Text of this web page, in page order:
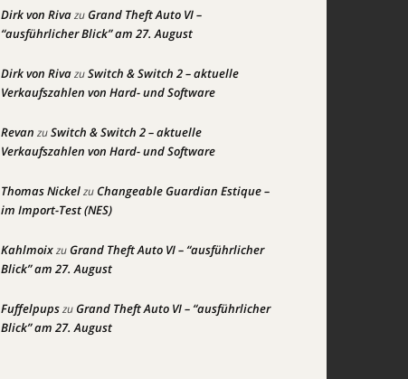
Dirk von RivazuGrand Theft Auto VI –
“ausführlicher Blick” am 27. August
Dirk von RivazuSwitch & Switch 2 – aktuelle
Verkaufszahlen von Hard- und Software
Revan zuSwitch & Switch 2 – aktuelle
Verkaufszahlen von Hard- und Software
Thomas NickelzuChangeable Guardian Estique –
im Import-Test (NES)
KahlmoixzuGrand Theft Auto VI – “ausführlicher
Blick” am 27. August
FuffelpupszuGrand Theft Auto VI – “ausführlicher
Blick” am 27. August